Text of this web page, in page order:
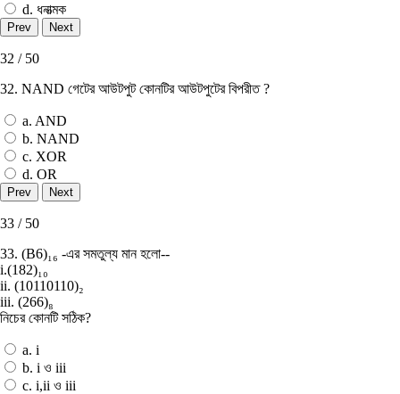
d. ধনাত্মক
32 / 50
32. NAND গেটের আউটপুট কোনটির আউটপুটের বিপরীত ?
a. AND
b. NAND
c. XOR
d. OR
33 / 50
33. (B6)₁₆ -এর সমতুল্য মান হলাে--
i.(182)₁₀
ii. (10110110)₂
iii. (266)₈
নিচের কোনটি সঠিক?
a. i
b. i ও iii
c. i,ii ও iii